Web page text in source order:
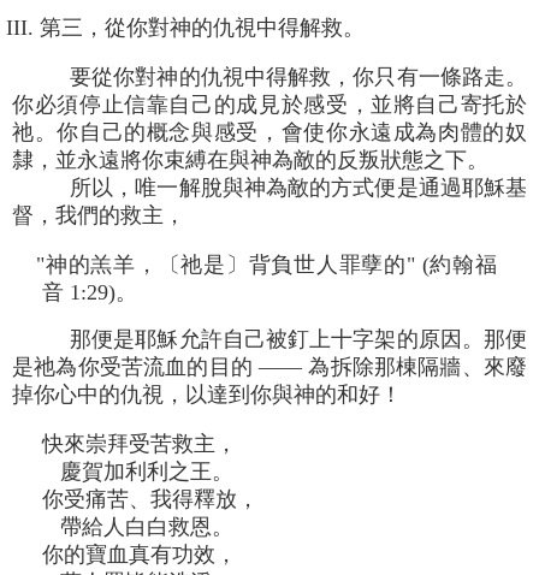
III. 第三，從你對神的仇視中得解救。
要從你對神的仇視中得解救，你只有一條路走。
你必須停止信靠自己的成見於感受，並將自己寄托於
祂。你自己的概念與感受，會使你永遠成為肉體的奴
隸，並永遠將你束縛在與神為敵的反叛狀態之下。
所以，唯一解脫與神為敵的方式便是通過耶穌基
督，我們的救主，
"神的羔羊，〔祂是〕背負世人罪孽的" (約翰福
音 1:29)。
那便是耶穌允許自己被釘上十字架的原因。那便
是祂為你受苦流血的目的 —— 為拆除那棟隔牆、來廢
掉你心中的仇視，以達到你與神的和好！
快來崇拜受苦救主，
慶賀加利利之王。
你受痛苦、我得釋放，
帶給人白白救恩。
你的寶血真有功效，